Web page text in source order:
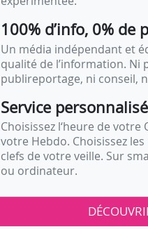
100% d’info, 0% de
Un média indépendant et
qualité de l’information. Ni
publireportage, ni conseil,
Service personnalisé
Choisissez l‘heure de
votre Hebdo. Choisissez
clefs de votre veille. Sur
ou ordinateur.